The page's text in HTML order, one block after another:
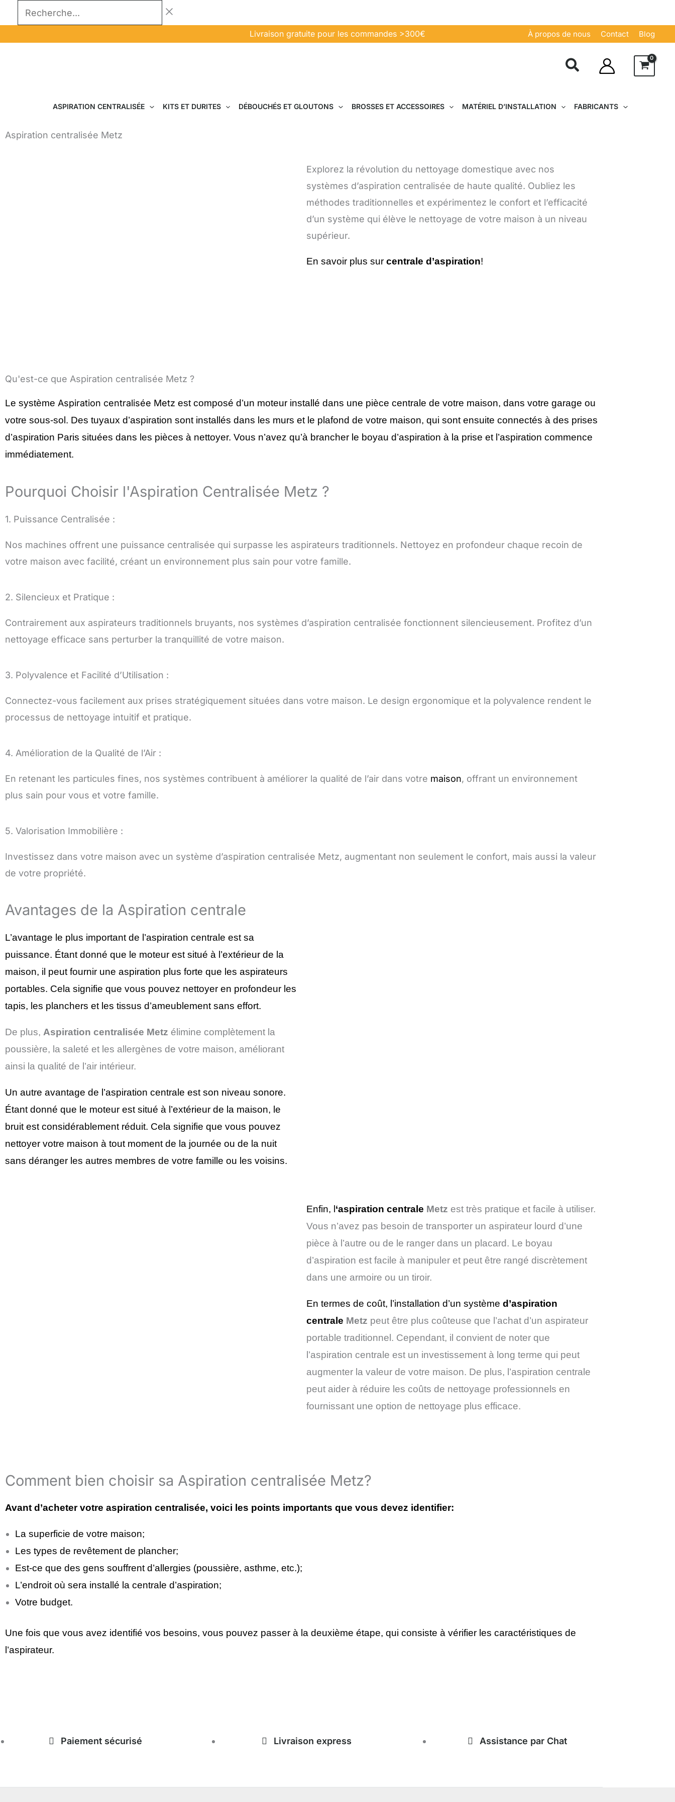
au
contenu
Recherche...
Livraison gratuite pour les commandes >300€ À propos de nous Contact Blog
ASPIRATION CENTRALISÉE KITS ET DURITES DÉBOUCHÉS ET GLOUTONS BROSSES ET ACCESSOIRES MATÉRIEL D’INSTALLATION FABRICANTS
Aspiration centralisée Metz
Explorez la révolution du nettoyage domestique avec nos
systèmes d’aspiration centralisée de haute qualité. Oubliez les
méthodes traditionnelles et expérimentez le confort et l’efficacité
d’un système qui élève le nettoyage de votre maison à un niveau
supérieur.
En savoir plus sur centrale d’aspiration!
Qu'est-ce que Aspiration centralisée Metz ?
Le système Aspiration centralisée Metz est composé d’un moteur installé dans une pièce centrale de votre maison, dans votre garage ou
votre sous-sol. Des tuyaux d’aspiration sont installés dans les murs et le plafond de votre maison, qui sont ensuite connectés à des prises
d’aspiration Paris situées dans les pièces à nettoyer. Vous n’avez qu’à brancher le boyau d’aspiration à la prise et l’aspiration commence
immédiatement.
Pourquoi Choisir l'Aspiration Centralisée Metz ?
1. Puissance Centralisée :
Nos machines offrent une puissance centralisée qui surpasse les aspirateurs traditionnels. Nettoyez en profondeur chaque recoin de
votre maison avec facilité, créant un environnement plus sain pour votre famille.
2. Silencieux et Pratique :
Contrairement aux aspirateurs traditionnels bruyants, nos systèmes d’aspiration centralisée fonctionnent silencieusement. Profitez d’un
nettoyage efficace sans perturber la tranquillité de votre maison.
3. Polyvalence et Facilité d’Utilisation :
Connectez-vous facilement aux prises stratégiquement situées dans votre maison. Le design ergonomique et la polyvalence rendent le
processus de nettoyage intuitif et pratique.
4. Amélioration de la Qualité de l’Air :
En retenant les particules fines, nos systèmes contribuent à améliorer la qualité de l’air dans votre maison, offrant un environnement
plus sain pour vous et votre famille.
5. Valorisation Immobilière :
Investissez dans votre maison avec un système d’aspiration centralisée Metz, augmentant non seulement le confort, mais aussi la valeur
de votre propriété.
Avantages de la Aspiration centrale
L’avantage le plus important de l’aspiration centrale est sa
puissance. Étant donné que le moteur est situé à l’extérieur de la
maison, il peut fournir une aspiration plus forte que les aspirateurs
portables. Cela signifie que vous pouvez nettoyer en profondeur les
tapis, les planchers et les tissus d’ameublement sans effort.
De plus, Aspiration centralisée Metz élimine complètement la
poussière, la saleté et les allergènes de votre maison, améliorant
ainsi la qualité de l’air intérieur.
Un autre avantage de l’aspiration centrale est son niveau sonore.
Étant donné que le moteur est situé à l’extérieur de la maison, le
bruit est considérablement réduit. Cela signifie que vous pouvez
nettoyer votre maison à tout moment de la journée ou de la nuit
sans déranger les autres membres de votre famille ou les voisins.
Enfin, l‘aspiration centrale Metz est très pratique et facile à utiliser.
Vous n’avez pas besoin de transporter un aspirateur lourd d’une
pièce à l’autre ou de le ranger dans un placard. Le boyau
d’aspiration est facile à manipuler et peut être rangé discrètement
dans une armoire ou un tiroir.
En termes de coût, l’installation d’un système d’aspiration
centrale Metz peut être plus coûteuse que l’achat d’un aspirateur
portable traditionnel. Cependant, il convient de noter que
l’aspiration centrale est un investissement à long terme qui peut
augmenter la valeur de votre maison. De plus, l’aspiration centrale
peut aider à réduire les coûts de nettoyage professionnels en
fournissant une option de nettoyage plus efficace.
Comment bien choisir sa Aspiration centralisée Metz?
Avant d’acheter votre aspiration centralisée, voici les points importants que vous devez identifier:
La superficie de votre maison;
Les types de revêtement de plancher;
Est-ce que des gens souffrent d’allergies (poussière, asthme, etc.);
L’endroit où sera installé la centrale d’aspiration;
Votre budget.
Une fois que vous avez identifié vos besoins, vous pouvez passer à la deuxième étape, qui consiste à vérifier les caractéristiques de
l’aspirateur.
Paiement sécurisé Livraison express Assistance par Chat